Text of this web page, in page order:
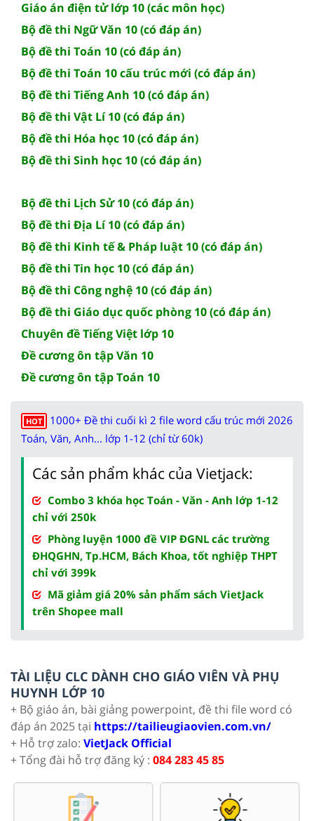
Giáo án điện tử lớp 10 (các môn học)
Bộ đề thi Ngữ Văn 10 (có đáp án)
Bộ đề thi Toán 10 (có đáp án)
Bộ đề thi Toán 10 cấu trúc mới (có đáp án)
Bộ đề thi Tiếng Anh 10 (có đáp án)
Bộ đề thi Vật Lí 10 (có đáp án)
Bộ đề thi Hóa học 10 (có đáp án)
Bộ đề thi Sinh học 10 (có đáp án)
Bộ đề thi Lịch Sử 10 (có đáp án)
Bộ đề thi Địa Lí 10 (có đáp án)
Bộ đề thi Kinh tế & Pháp luật 10 (có đáp án)
Bộ đề thi Tin học 10 (có đáp án)
Bộ đề thi Công nghệ 10 (có đáp án)
Bộ đề thi Giáo dục quốc phòng 10 (có đáp án)
Chuyên đề Tiếng Việt lớp 10
Đề cương ôn tập Văn 10
Đề cương ôn tập Toán 10
HOT
1000+ Đề thi cuối kì 2 file word cấu trúc mới 2026
Toán, Văn, Anh... lớp 1-12 (chỉ từ 60k)
Các sản phẩm khác của Vietjack:
Combo 3 khóa học Toán - Văn - Anh lớp 1-12
chỉ với 250k
Phòng luyện 1000 đề VIP ĐGNL các trường
ĐHQGHN, Tp.HCM, Bách Khoa, tốt nghiệp THPT
chỉ với 399k
Mã giảm giá 20% sản phẩm sách VietJack
trên Shopee mall
TÀI LIỆU CLC DÀNH CHO GIÁO VIÊN VÀ PHỤ
HUYNH LỚP 10
+ Bộ giáo án, bài giảng powerpoint, đề thi file word có
đáp án 2025 tại https://tailieugiaovien.com.vn/
+ Hỗ trợ zalo: VietJack Official
+ Tổng đài hỗ trợ đăng ký : 084 283 45 85